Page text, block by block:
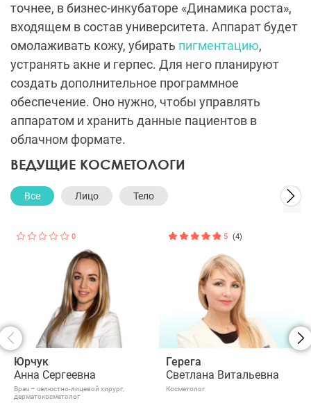
точнее, в бизнес-инкубаторе «Динамика роста»,
входящем в состав университета. Аппарат будет
омолаживать кожу, убирать пигментацию,
устранять акне и герпес. Для него планируют
создать дополнительное программное
обеспечение. Оно нужно, чтобы управлять
аппаратом и хранить данные пациентов в
облачном формате.
ВЕДУЩИЕ КОСМЕТОЛОГИ
Все Лицо Тело
Юрчук
Анна Сергеевна
0
Врач – челюстно-лицевой хирург,
дерматокосметолог
Герега
Светлана Витальевна
5 (4)
Косметолог